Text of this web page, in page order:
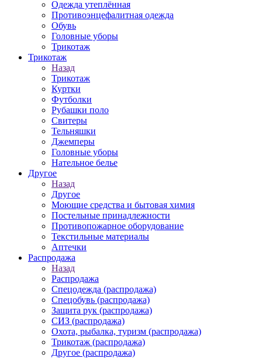
Одежда утеплённая
Противоэнцефалитная одежда
Обувь
Головные уборы
Трикотаж
Трикотаж
Назад
Трикотаж
Куртки
Футболки
Рубашки поло
Свитеры
Тельняшки
Джемперы
Головные уборы
Нательное белье
Другое
Назад
Другое
Моющие средства и бытовая химия
Постельные принадлежности
Противопожарное оборудование
Текстильные материалы
Аптечки
Распродажа
Назад
Распродажа
Спецодежда (распродажа)
Спецобувь (распродажа)
Защита рук (распродажа)
СИЗ (распродажа)
Охота, рыбалка, туризм (распродажа)
Трикотаж (распродажа)
Другое (распродажа)